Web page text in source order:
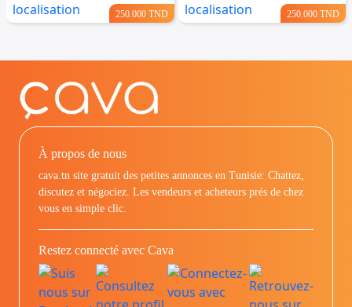
250.000 TND 250.000 TND
À propos de nous
cava.tn site gratuit des petites annonces en Tunisie: Chattez,
discutez et négociez. Les vendeurs et acheteurs prés de chez
vous en simple clic.
Restez connecté avec Cava